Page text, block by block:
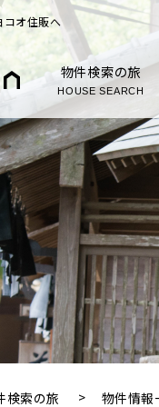
コオ住販へ
物件検索の旅
HOUSE SEARCH
検索の旅 物件情報